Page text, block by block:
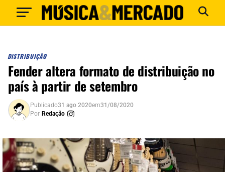
DISTRIBUIÇÃO
Fender altera formato de distribuição no
país à partir de setembro
Publicado31 ago 2020em31/08/2020
Por Redação